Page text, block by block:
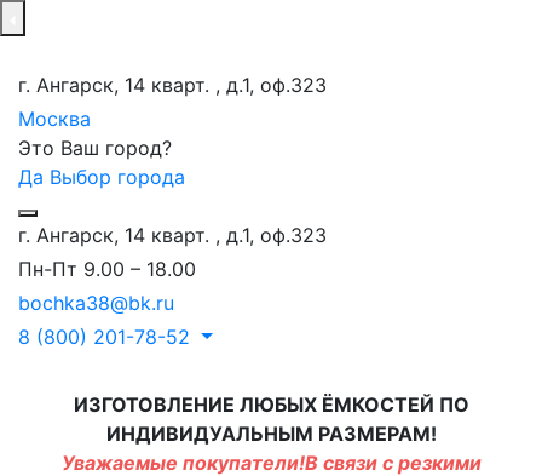
г. Ангарск, 14 кварт. , д.1, оф.323
Москва
Это Ваш город?
Да Выбор города
г. Ангарск, 14 кварт. , д.1, оф.323
Пн-Пт 9.00 – 18.00
bochka38@bk.ru
8 (800) 201-78-52
ИЗГОТОВЛЕНИЕ ЛЮБЫХ ЁМКОСТЕЙ ПО
ИНДИВИДУАЛЬНЫМ РАЗМЕРАМ!
Уважаемые покупатели!В связи с резкими